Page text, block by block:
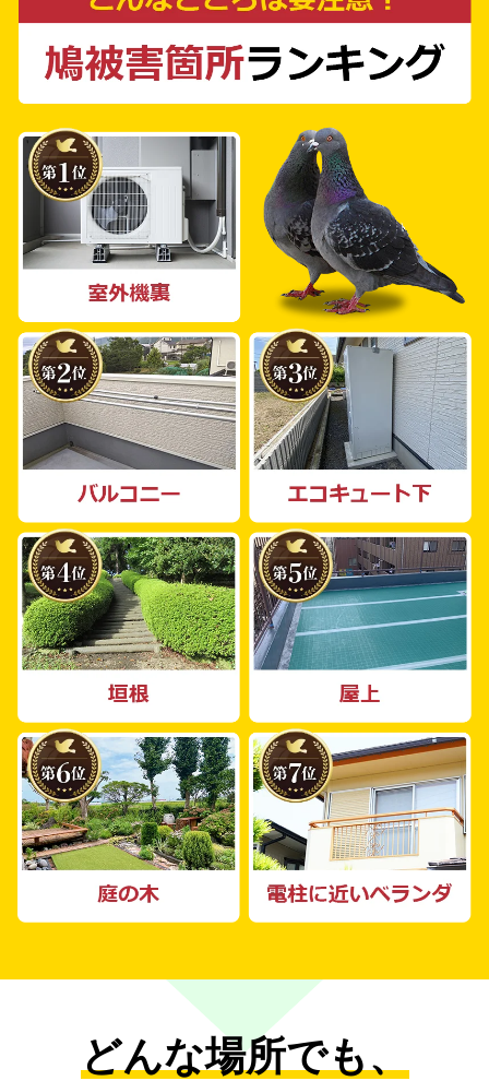
い。 鳩よけ対策に長けた当社のスタッフが、
どのような環境にも合わせた最善の解決策を提
案します。戸建て住宅やマンション、工場、倉
庫、公共施設、商業施設、農場まで、個人のお
客様から法人のお客様までご相談を受け付けて
います。 鳩の被害は見逃せません。私たち鳩
よけ対策PROは、あなたの日常生活やビジネ
スを鳩の被害から守ります。ぜひご連絡くださ
い。
どんな場所でも、